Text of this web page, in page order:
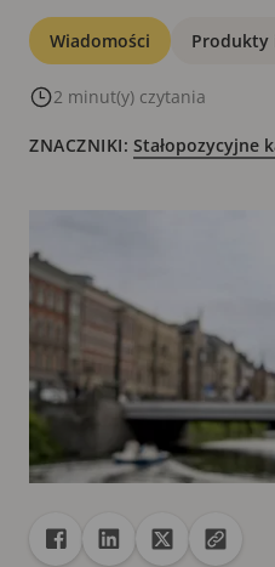
Kategorie
Wiadomości Produkty
2 minut(y) czytania
ZNACZNIKI: Stałopozycyjne
Udostępnij
Udostępnij na Facebook
Udostępnij na
Udostępnij
Skopiuj